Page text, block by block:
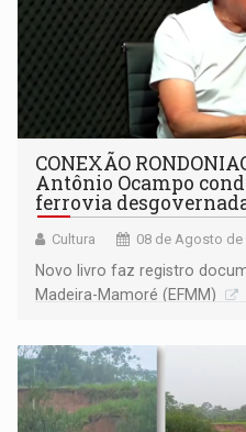
CONEXÃO
Antônio Ocampo
ferrovia
Cultura 08 de Agosto de
Novo livro faz registro
Madeira-Mamoré (EFMM)